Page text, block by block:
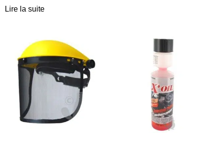
Lire la suite